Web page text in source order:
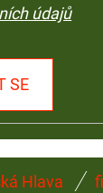
údajů
SE
Hlava